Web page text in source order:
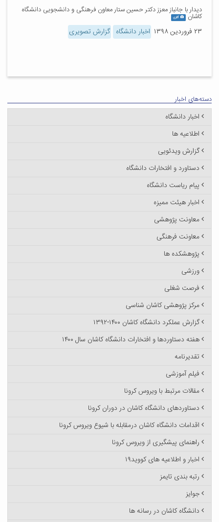
دیدار با جانباز معزز دکتر حسین ستار معاون فرهنگی و دانشجویی دانشگاه
کاشان گالری
۲۳ فروردین ۱۳۹۸ اخبار دانشگاه گزارش تصویری
دسته‌های اخبار
اخبار دانشگاه
اطلاعیه ها
گزارش ویدئویی
دستاورد و افتخارات دانشگاه
پیام ریاست دانشگاه
اخبار هیئت ممیزه
معاونت پژوهشی
معاونت فرهنگی
پژوهشکده ها
ورزشی
فرصت شغلی
مرکز پژوهشی کاشان شناسی
گزارش عملکرد دانشگاه کاشان ۱۴۰۰-۱۳۹۲
هفته دستاوردها و افتخارات دانشگاه کاشان سال ۱۴۰۰
تقدیرنامه
فیلم آموزشی
مقالات مرتبط با ویروس کرونا
دستاوردهای دانشگاه کاشان در دوران کرونا
اقدامات دانشگاه کاشان درمقابله با شیوع ویروس کرونا
راهنمای پیشگیری از ویروس کرونا
اخبار و اطلاعیه های کووید۱۹
رتبه بندی تایمز
جوایز
دانشگاه کاشان در رسانه ها